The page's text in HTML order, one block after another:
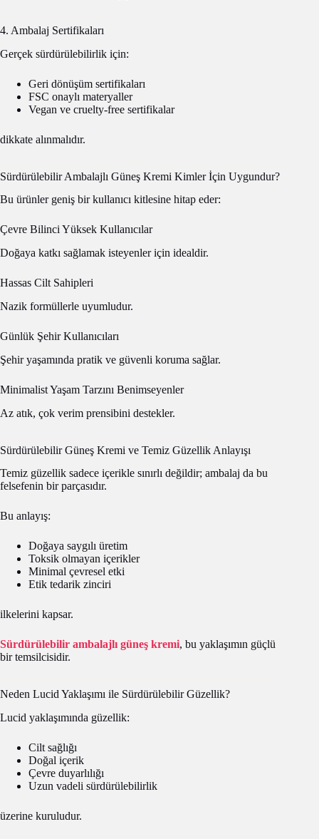
4. Ambalaj Sertifikaları
Gerçek sürdürülebilirlik için:
Geri dönüşüm sertifikaları
FSC onaylı materyaller
Vegan ve cruelty-free sertifikalar
dikkate alınmalıdır.
Sürdürülebilir Ambalajlı Güneş Kremi Kimler İçin Uygundur?
Bu ürünler geniş bir kullanıcı kitlesine hitap eder:
Çevre Bilinci Yüksek Kullanıcılar
Doğaya katkı sağlamak isteyenler için idealdir.
Hassas Cilt Sahipleri
Nazik formüllerle uyumludur.
Günlük Şehir Kullanıcıları
Şehir yaşamında pratik ve güvenli koruma sağlar.
Minimalist Yaşam Tarzını Benimseyenler
Az atık, çok verim prensibini destekler.
Sürdürülebilir Güneş Kremi ve Temiz Güzellik Anlayışı
Temiz güzellik sadece içerikle sınırlı değildir; ambalaj da bu
felsefenin bir parçasıdır.
Bu anlayış:
Doğaya saygılı üretim
Toksik olmayan içerikler
Minimal çevresel etki
Etik tedarik zinciri
ilkelerini kapsar.
Sürdürülebilir ambalajlı güneş kremi, bu yaklaşımın güçlü
bir temsilcisidir.
Neden Lucid Yaklaşımı ile Sürdürülebilir Güzellik?
Lucid yaklaşımında güzellik:
Cilt sağlığı
Doğal içerik
Çevre duyarlılığı
Uzun vadeli sürdürülebilirlik
üzerine kuruludur.